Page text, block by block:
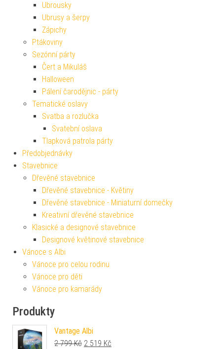
Ubrousky
Ubrusy a šerpy
Zápichy
Ptákoviny
Sezónní párty
Čert a Mikuláš
Halloween
Pálení čarodějnic - párty
Tematické oslavy
Svatba a rozlučka
Svatební oslava
Tlapková patrola párty
Předobjednávky
Stavebnice
Dřevěné stavebnice
Dřevěné stavebnice - Květiny
Dřevěné stavebnice - Miniaturní domečky
Kreativní dřevěné stavebnice
Klasické a designové stavebnice
Designové květinové stavebnice
Vánoce s Albi
Vánoce pro celou rodinu
Vánoce pro děti
Vánoce pro kamarády
Produkty
Vantage Albi
2 799Kč Původní cena byla: 2 799 Kč.
2 519 Kč